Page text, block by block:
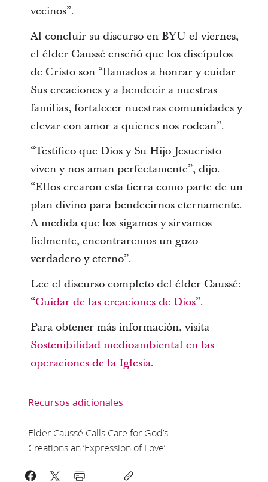
vecinos”.
Al concluir su discurso en BYU el viernes,
el élder Caussé enseñó que los discípulos
de Cristo son “llamados a honrar y cuidar
Sus creaciones y a bendecir a nuestras
familias, fortalecer nuestras comunidades y
elevar con amor a quienes nos rodean”.
“Testifico que Dios y Su Hijo Jesucristo
viven y nos aman perfectamente”, dijo.
“Ellos crearon esta tierra como parte de un
plan divino para bendecirnos eternamente.
A medida que los sigamos y sirvamos
fielmente, encontraremos un gozo
verdadero y eterno”.
Lee el discurso completo del élder Caussé:
“Cuidar de las creaciones de Dios”.
Para obtener más información, visita
Sostenibilidad medioambiental en las
operaciones de la Iglesia.
Recursos adicionales
Elder Caussé Calls Care for God’s
Creations an ‘Expression of Love’